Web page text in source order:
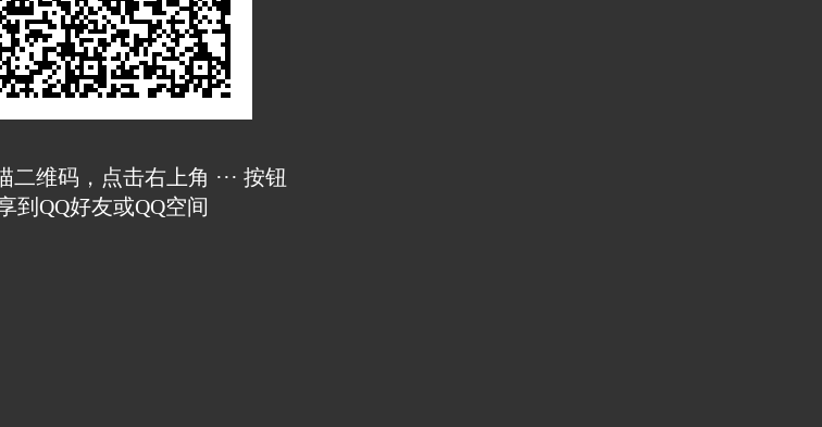
二维码，点击右上角 ··· 按钮
到QQ好友或QQ空间